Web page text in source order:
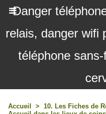
Danger
relais, danger wifi
téléphone
Accueil > 10. Les Fiches de